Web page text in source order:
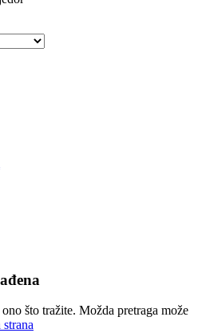
što tražite. Možda pretraga može
strana